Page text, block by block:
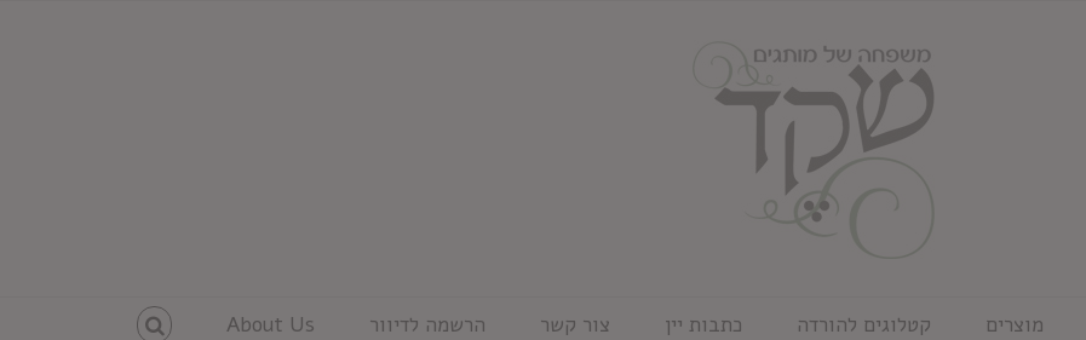
מוצרים קטלוגים להורדה כתבות יין צור קשר הרשמה לדיוור About Us